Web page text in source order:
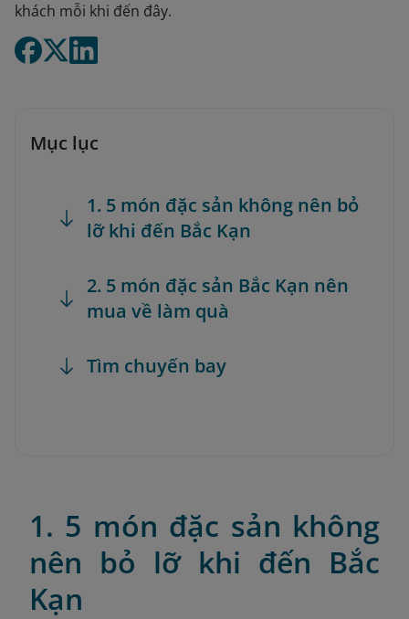
khách mỗi khi đến đây.
Mục lục
1. 5 món đặc sản không nên bỏ
lỡ khi đến Bắc Kạn
2. 5 món đặc sản Bắc Kạn nên
mua về làm quà
Tìm chuyến bay
1. 5 món đặc sản không
nên bỏ lỡ khi đến Bắc
Kạn